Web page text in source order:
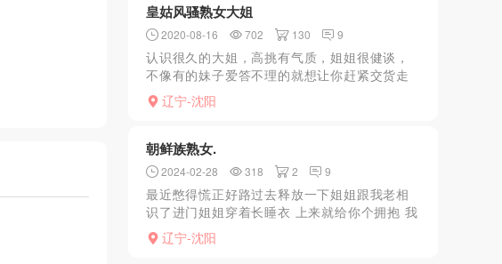
皇姑风骚熟女大姐
2020-08-16 702 130 9
认识很久的大姐，高挑有气质，姐姐很健谈，
不像有的妹子爱答不理的就想让你赶紧交货走
人完事冷冰冰的交易没意思。在姐姐的诱惑下
先做kouhuo不时的来下深喉，然后是dulong，
辽宁-沈阳
朝鲜族熟女.
2024-02-28 318 2 9
最近憋得慌正好路过去释放一下姐姐跟我老相
识了进门姐姐穿着长睡衣 上来就给你个拥抱 我
也是秒懂 直接上手揉着姐姐的大屁股 一看姐姐
睡衣里面穿着情趣内衣赶紧去洗一下准备开始
辽宁-沈阳